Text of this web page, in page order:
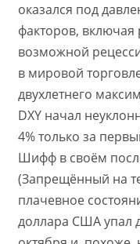
оказался под
факторов,
возможной
в мировой
двухлетнего
DXY начал
4% только за
Шифф в своём
(Запрещённый на
плачевное
доллара США упал